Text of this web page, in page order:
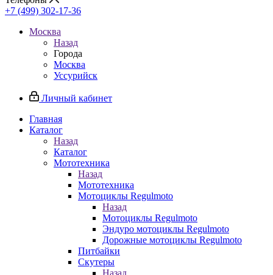
+7 (499) 302-17-36
Москва
Назад
Города
Москва
Уссурийск
Личный кабинет
Главная
Каталог
Назад
Каталог
Мототехника
Назад
Мототехника
Мотоциклы Regulmoto
Назад
Мотоциклы Regulmoto
Эндуро мотоциклы Regulmoto
Дорожные мотоциклы Regulmoto
Питбайки
Скутеры
Назад